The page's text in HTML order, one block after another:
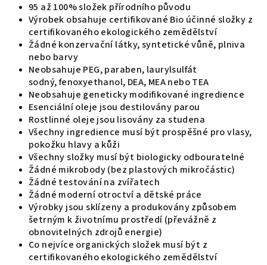
95 až 100% složek přírodního původu
Výrobek obsahuje certifikované Bio účinné složky z
certifikovaného ekologického zemědělství
Žádné konzervační látky, syntetické vůně, plniva
nebo barvy
Neobsahuje PEG, paraben, laurylsulfát
sodný,fenoxyethanol, DEA, MEA nebo TEA
Neobsahuje geneticky modifikované ingredience
Esenciální oleje jsou destilovány parou
Rostlinné oleje jsou lisovány za studena
Všechny ingredience musí být prospěšné pro vlasy,
pokožku hlavy a kůži
Všechny složky musí být biologicky odbouratelné
Žádné mikrobody (bez plastových mikročástic)
Žádné testování na zvířatech
Žádné moderní otroctví a dětské práce
Výrobky jsou sklízeny a produkovány způsobem
šetrným k životnímu prostředí (převážně z
obnovitelných zdrojů energie)
Co nejvíce organických složek musí být z
certifikovaného ekologického zemědělství